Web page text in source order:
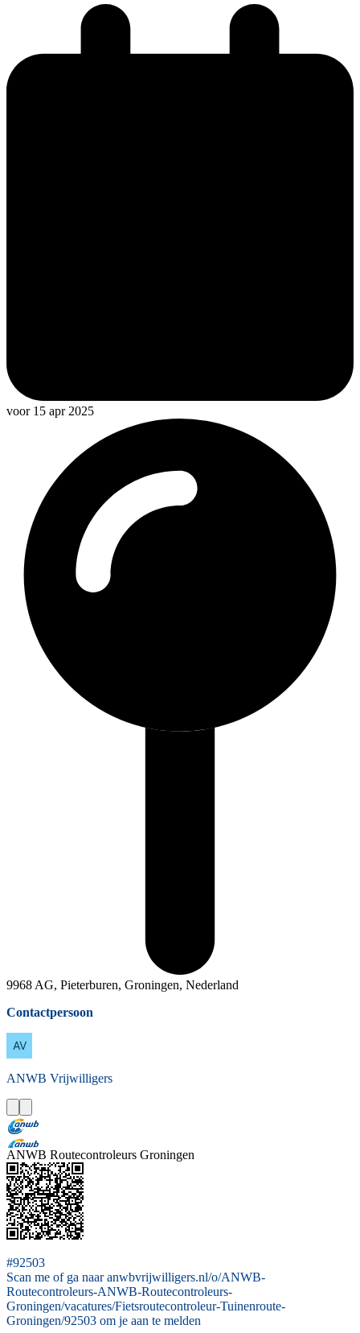
voor 15 apr 2025
9968 AG, Pieterburen, Groningen, Nederland
Contactpersoon
ANWB Vrijwilligers
ANWB Routecontroleurs Groningen
#92503
Scan me of ga naar anwbvrijwilligers.nl/o/ANWB-
Routecontroleurs-ANWB-Routecontroleurs-
Groningen/vacatures/Fietsroutecontroleur-Tuinenroute-
Groningen/92503 om je aan te melden